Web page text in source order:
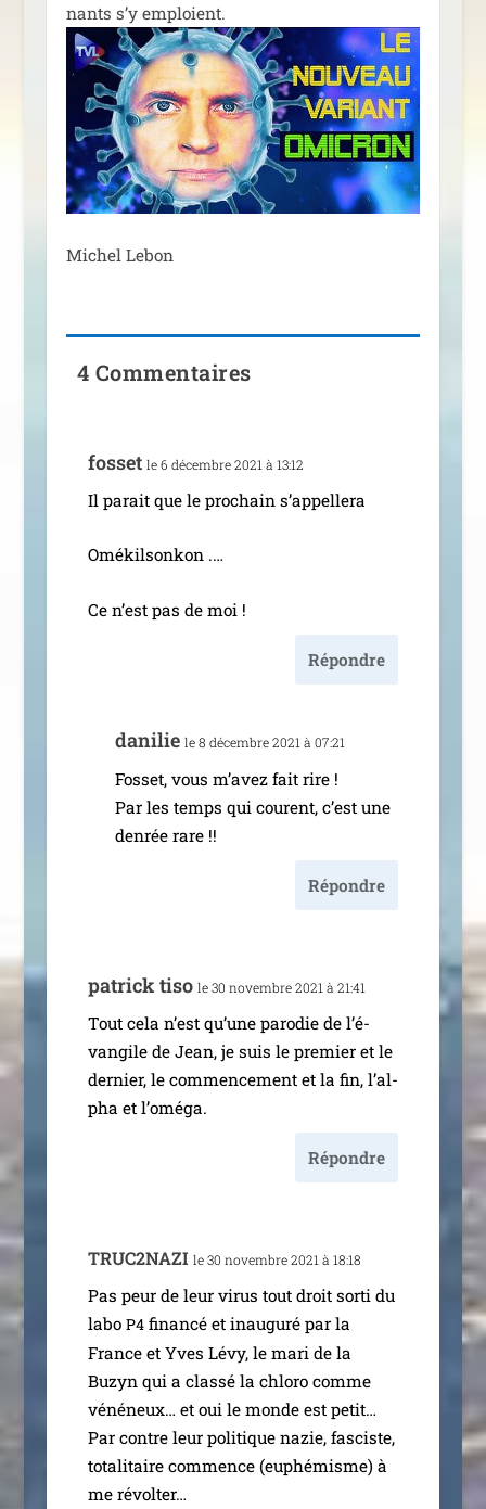
nants s’y emploient.
Michel Lebon
4 Commentaires
fos­set le 6 décembre 2021 à 13:12
Il parait que le pro­chain s’appellera
Omékilsonkon .…
Ce n’est pas de moi !
Répondre
dani­lie le 8 décembre 2021 à 07:21
Fosset, vous m’a­vez fait rire !
Par les temps qui courent, c’est une
den­rée rare !!
Répondre
patrick tiso le 30 novembre 2021 à 21:41
Tout cela n’est qu’une paro­die de l’é­
van­gile de Jean, je suis le pre­mier et le
der­nier, le com­men­ce­ment et la fin, l’al­
pha et l’oméga.
Répondre
TRUC2NAZI le 30 novembre 2021 à 18:18
Pas peur de leur virus tout droit sor­ti du
labo P4finan­cé et inau­gu­ré par la
France et Yves Lévy, le mari de la
Buzyn qui a clas­sé la chlo­ro comme
véné­neux… et oui le monde est petit…
Par contre leur poli­tique nazie, fas­ciste,
tota­li­taire com­mence (euphé­misme) à
me révol­ter…